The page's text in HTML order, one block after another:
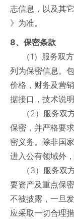
志信息，以及其
》为准。
8、保密条款
（1）服务双
列为保密信息。
价格，财务及营
据接口，技术说
（2）服务双
保密，并严格要
密义务。除非国
进入公有领域外
（3）服务双
要资产及重点保
不被披露，一旦
应采取一切合理